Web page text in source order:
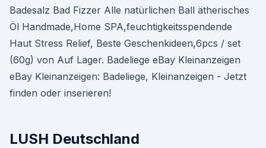
Badesalz Bad Fizzer Alle natürlichen Ball ätherisches
Öl Handmade,Home SPA,feuchtigkeitsspendende
Haut Stress Relief, Beste Geschenkideen,6pcs / set
(60g) von Auf Lager. Badeliege eBay Kleinanzeigen
eBay Kleinanzeigen: Badeliege, Kleinanzeigen - Jetzt
finden oder inserieren!
LUSH Deutschland